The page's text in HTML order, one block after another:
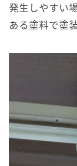
発生しやすい
ある塗料で塗